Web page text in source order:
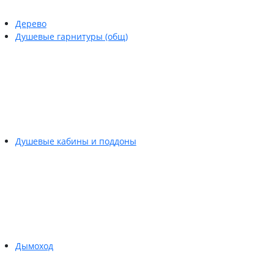
Дерево
Душевые гарнитуры (общ)
Душевые кабины и поддоны
Дымоход